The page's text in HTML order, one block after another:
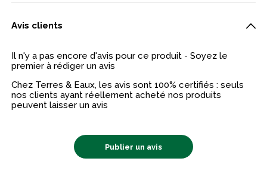
Avis clients
Il n'y a pas encore d'avis pour ce produit - Soyez le
premier à rédiger un avis
Chez Terres & Eaux, les avis sont 100% certifiés : seuls
nos clients ayant réellement acheté nos produits
peuvent laisser un avis
Publier un avis